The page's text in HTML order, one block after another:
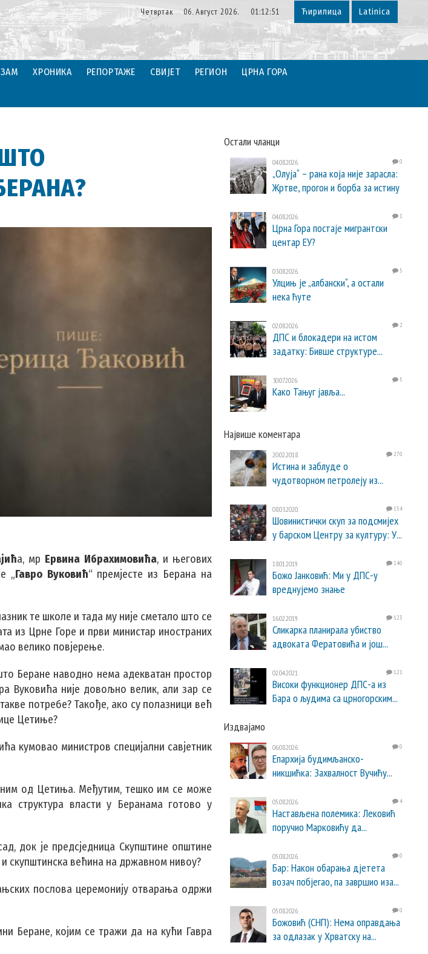
Четвртак 06. Август 2026. 01:12:52 Ћирилица Latinica
ХРОНИКА РЕПОРТАЖЕ СВИЈЕТ РЕГИОН ЦРНА ГОРА
а, мр Ервина Ибрахимовића, и његових
„Гавро Вуковић“ премјесте из Берана на
те школе и тада му није сметало што се
из Црне Горе и први министар иностраних
велико повјерење.
Беране наводно нема адекватан простор
Вуковића није довољно велик, али зар се
потребе? Такође, ако су полазници већ
Цетиње?
кумовао министров специјални савјетник
од Цетиња. Међутим, тешко им се може
структура власти у Беранама готово у
док је предсједница Скупштине општине
скупштинска већина на државном нивоу?
послова церемонију отварања одржи
Беране, којим се тражи да на кући Гавра
Остали чланци
04.08.2026. 0
„Олуја“ – рана која није зарасла:
Жртве, прогон и борба за истину
04.08.2026. 1
Црна Гора постаје мигрантски
центар ЕУ?
03.08.2026. 5
Улцињ је „албански“, а остали
нека ћуте
02.08.2026. 2
ДПС и блокадери на истом
задатку: Бивше структуре...
30.07.2026. 5
Како Тањуг јавља...
Највише коментара
20.02.2018. 270
Истина и заблуде о
чудотворном петролеју из...
08.03.2020. 154
Шовинистички скуп за подсмијех
у барском Центру за културу: У...
18.01.2019. 140
Божо Јанковић: Ми у ДПС-у
вреднујемо знање
16.02.2019. 123
Сликарка планирала убиство
адвоката Фератовића и још...
02.04.2021. 121
Високи функционер ДПС-а из
Бара о људима са црногорским...
Издвајамо
06.08.2026. 0
Епархија будимљанско-
никшићка: Захвалност Вучићу...
05.08.2026. 4
Настављена полемика: Лековић
поручио Марковићу да...
05.08.2026. 0
Бар: Након обарања дјетета
возач побјегао, па завршио иза...
05.08.2026. 0
Божовић (СНП): Нема оправдања
за одлазак у Хрватску на...